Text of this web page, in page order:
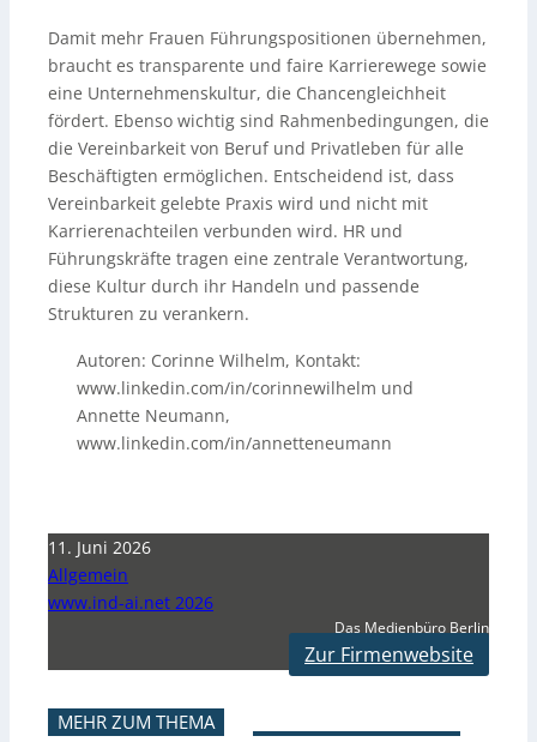
Damit mehr Frauen Führungspositionen übernehmen,
braucht es transparente und faire Karrierewege sowie
eine Unternehmenskultur, die Chancengleichheit
fördert. Ebenso wichtig sind Rahmenbedingungen, die
die Vereinbarkeit von Beruf und Privatleben für alle
Beschäftigten ermöglichen. Entscheidend ist, dass
Vereinbarkeit gelebte Praxis wird und nicht mit
Karrierenachteilen verbunden wird. HR und
Führungskräfte tragen eine zentrale Verantwortung,
diese Kultur durch ihr Handeln und passende
Strukturen zu verankern.
Autoren: Corinne Wilhelm, Kontakt:
www.linkedin.com/in/corinnewilhelm und
Annette Neumann,
www.linkedin.com/in/annetteneumann
11. Juni 2026
Allgemein
www.ind-ai.net 2026
Das Medienbüro Berlin
Zur Firmenwebsite
MEHR ZUM THEMA